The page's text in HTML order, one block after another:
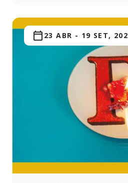
23 ABR - 19 SET,